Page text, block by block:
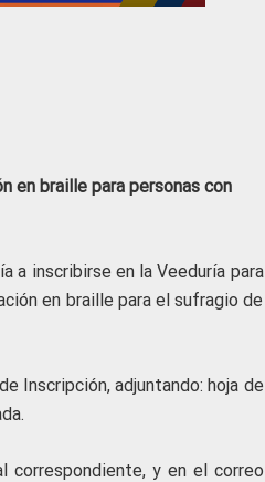
en braille para personas con
a inscribirse en la Veeduría para
en braille para el sufragio de
Inscripción, adjuntando: hoja de
correspondiente, y en el correo